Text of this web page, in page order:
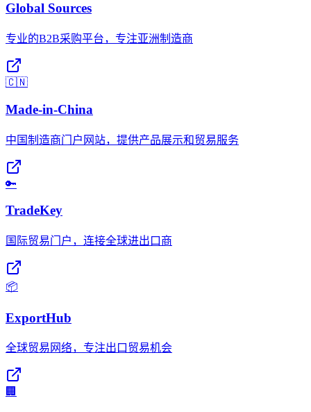
Global Sources
专业的B2B采购平台，专注亚洲制造商
🇨🇳
Made-in-China
中国制造商门户网站，提供产品展示和贸易服务
🔑
TradeKey
国际贸易门户，连接全球进出口商
📦
ExportHub
全球贸易网络，专注出口贸易机会
🏢